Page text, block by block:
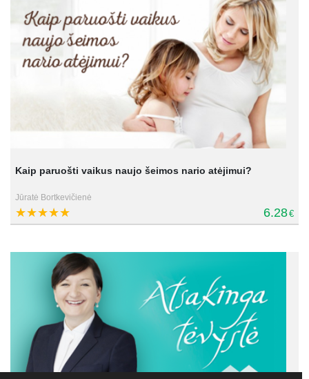
Kaip paruošti vaikus naujo šeimos nario atėjimui?
Jūratė Bortkevičienė
6.28€